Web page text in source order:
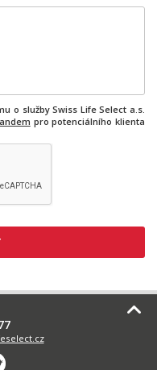
o služby Swiss Life Select a.s.
pro potenciálního klienta